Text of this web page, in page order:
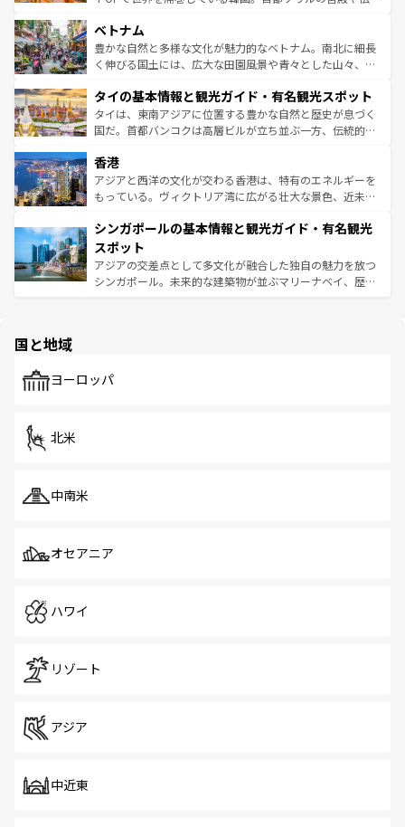
参照してほしい。
容にもいいと評判のスイーツなど、バラエティ豊かな料理
が味わえる。 なお、新着の台湾情報は コンテンツ一覧を参
照してほしい。
き、地方に足を延ばせば四季折々の自然美を楽しむことが
できる。そして、キムチや焼肉、絶品のストリートフード
まで、さまざまな韓国料理が待っている。夜には、韓国な
リティに包まれながら、韓国の多彩な魅力を心ゆくまで味
わってみてほしい。 なお、新着の韓国情報はコンテンツ一
覧を参照してほしい。
ベトナム
豊かな自然と多様な文化が魅力的なベトナム。南北に細長
く伸びる国土には、広大な田園風景や青々とした山々、世
急速な発展と共に伝統が息づく。ハノイの古い町並みやホ
ーチミン市のフランス統治時代の建物も、独特の雰囲気を
醸し出している。また、バラエティの豊かさとおいしさで
とつ。フォーやバインミー、ベトナムコーヒーなどは、ぜ
ひ現地で味わいたい。どの地域を訪れてもあたたかい人々
が旅行者を迎えてくれるので、きっと忘れられない旅にな
参照してほしい。
タイの基本情報と観光ガイド・有名観光スポット
タイは、東南アジアに位置する豊かな自然と歴史が息づく
国だ。首都バンコクは高層ビルが立ち並ぶ一方、伝統的な
の活気が交差している。北部ではチェンマイなどの山岳地
帯で自然と触れ合い、南部ではプーケットやクラビの美し
いビーチでリゾート気分を楽しむことができる。タイ料理
激する。気候は一年中温暖で、どの季節にも異なる楽しみ
が待っている。親しみやすいタイの人々、仏教を中心とし
た文化、そして多様な観光資源が、訪れる旅人を魅了し続
ける。 なお、新着のタイ情報はコンテンツ一覧を参照して
香港
アジアと西洋の文化が交わる香港は、特有のエネルギーを
もっている。ヴィクトリア湾に広がる壮大な景色、近未来
み、どこを訪れても感動するはず。観光スポットが密集し
ており、効率よく見どころを回れるのも魅力。息をのむよ
うな絶景から文化的な体験まで、香港を存分に楽しみ尽く
そう。 なお、新着の香港情報はコンテンツ一覧を参照して
シンガポールの基本情報と観光ガイド・有名観光
スポット
アジアの交差点として多文化が融合した独自の魅力を放つ
シンガポール。未来的な建築物が並ぶマリーナベイ、歴史
で、ホーカーズは地元の風情を楽しめる外せないスポット
国と地域
ヨーロッパ
北米
中南米
オセアニア
ハワイ
リゾート
アジア
中近東